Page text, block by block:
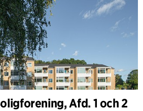
Afd. 1 och 2